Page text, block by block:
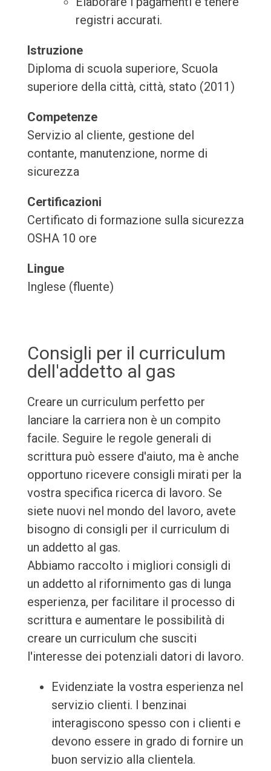
registri accurati.
Istruzione
Diploma di scuola superiore, Scuola
superiore della città, città, stato (2011)
Competenze
Servizio al cliente, gestione del
contante, manutenzione, norme di
sicurezza
Certificazioni
Certificato di formazione sulla sicurezza
OSHA 10 ore
Lingue
Inglese (fluente)
Consigli per il curriculum
dell'addetto al gas
Creare un curriculum perfetto per
lanciare la carriera non è un compito
facile. Seguire le regole generali di
scrittura può essere d'aiuto, ma è anche
opportuno ricevere consigli mirati per la
vostra specifica ricerca di lavoro. Se
siete nuovi nel mondo del lavoro, avete
bisogno di consigli per il curriculum di
un addetto al gas.
Abbiamo raccolto i migliori consigli di
un addetto al rifornimento gas di lunga
esperienza, per facilitare il processo di
scrittura e aumentare le possibilità di
creare un curriculum che susciti
l'interesse dei potenziali datori di lavoro.
Evidenziate la vostra esperienza nel
servizio clienti. I benzinai
interagiscono spesso con i clienti e
devono essere in grado di fornire un
buon servizio alla clientela.